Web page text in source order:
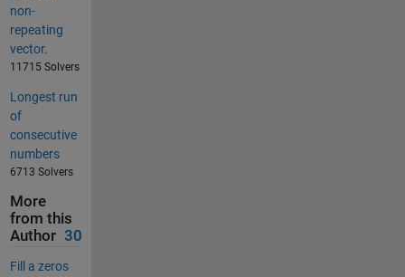
non-
repeating
vector.
11715 Solvers
Longest run
of
consecutive
numbers
6713 Solvers
More
from this
Author 30
Fill a zeros